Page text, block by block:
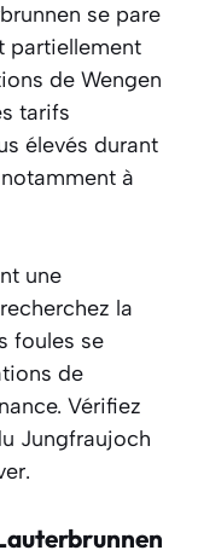
se pare
partiellement
de Wengen
tarifs
élevés durant
à
une
la
foules se
de
Vérifiez
Jungfraujoch